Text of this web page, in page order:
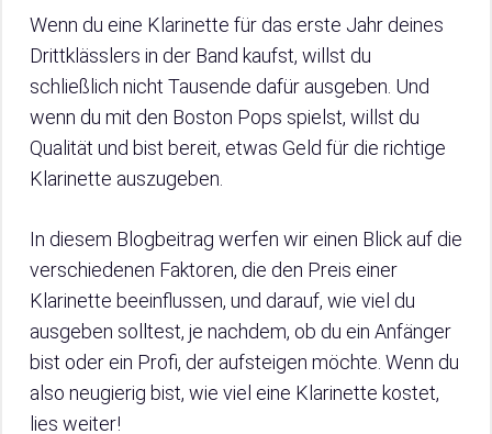
Wenn du eine Klarinette für das erste Jahr deines
Drittklässlers in der Band kaufst, willst du
schließlich nicht Tausende dafür ausgeben. Und
wenn du mit den Boston Pops spielst, willst du
Qualität und bist bereit, etwas Geld für die richtige
Klarinette auszugeben.
In diesem Blogbeitrag werfen wir einen Blick auf die
verschiedenen Faktoren, die den Preis einer
Klarinette beeinflussen, und darauf, wie viel du
ausgeben solltest, je nachdem, ob du ein Anfänger
bist oder ein Profi, der aufsteigen möchte. Wenn du
also neugierig bist, wie viel eine Klarinette kostet,
lies weiter!